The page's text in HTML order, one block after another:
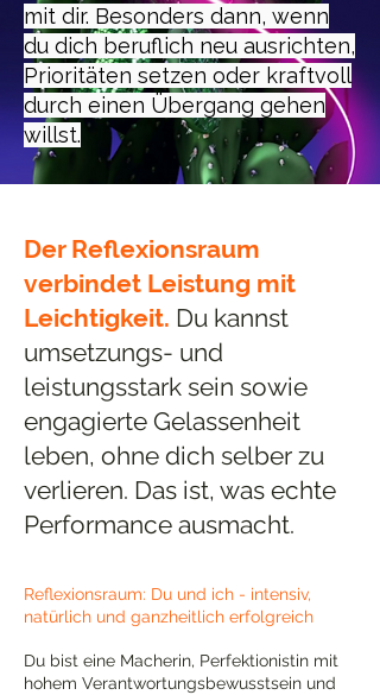
mit dir. Besonders dann, wenn
du dich beruflich neu ausrichten,
Prioritäten setzen oder kraftvoll
durch einen Übergang gehen
willst.
Der Reflexionsraum
verbindet Leistung mit
Leichtigkeit. Du kannst
umsetzungs- und
leistungsstark sein sowie
engagierte Gelassenheit
leben, ohne dich selber zu
verlieren. Das ist, was echte
Performance ausmacht.
Reflexionsraum: Du und ich - intensiv,
natürlich und ganzheitlich erfolgreich
Du bist eine Macherin, Perfektionistin mit
hohem Verantwortungsbewusstsein und